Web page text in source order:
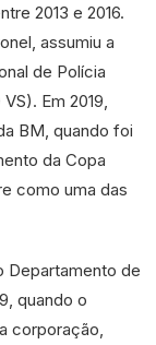
2013 e 2016.
assumiu a
de Polícia
Em 2019,
BM, quando foi
da Copa
como uma das
Departamento de
quando o
corporação,